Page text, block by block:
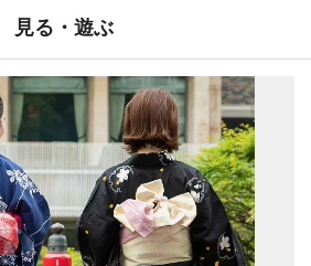
見る・遊ぶ